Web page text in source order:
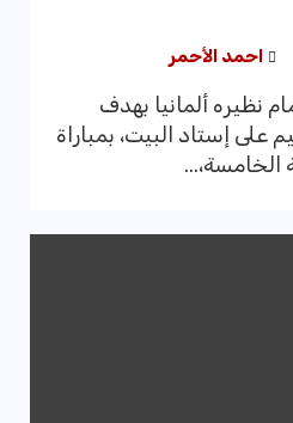
احمد الأحمر
نظيره ألمانيا بهدف
على إستاد البيت، بمباراة
الخامسة،...